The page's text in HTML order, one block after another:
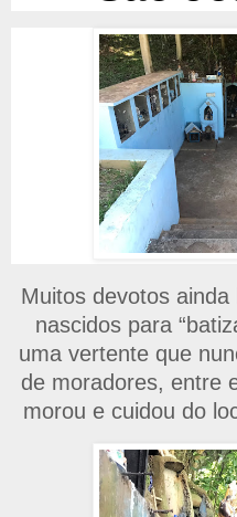
Muitos devotos
nascidos para
uma vertente que
de moradores, entre
morou e cuidou do